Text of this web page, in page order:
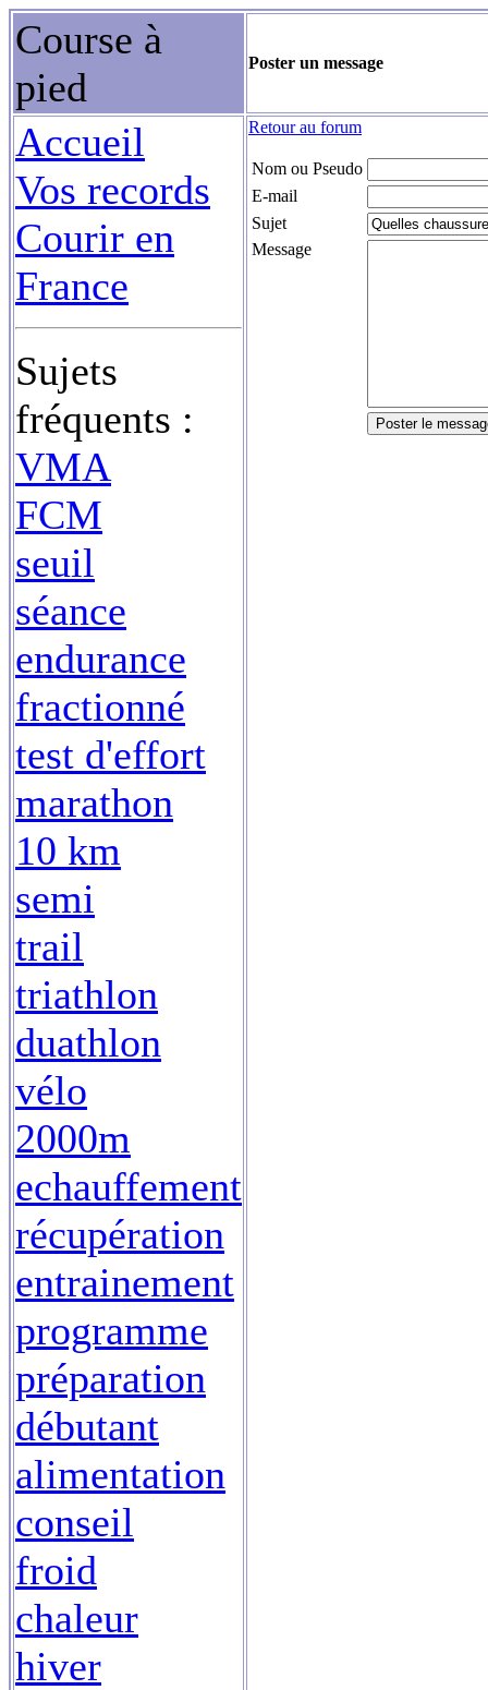
Course à
pied
Poster un message
Accueil
Vos records
Courir en
France
Sujets
fréquents :
VMA
FCM
seuil
séance
endurance
fractionné
test d'effort
marathon
10 km
semi
trail
triathlon
duathlon
vélo
2000m
echauffement
récupération
entrainement
programme
préparation
débutant
alimentation
conseil
froid
chaleur
hiver
Retour au forum
Nom ou Pseudo
E-mail
Sujet
Message